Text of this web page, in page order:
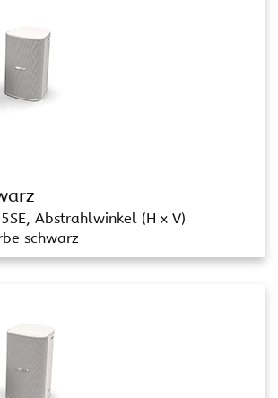
Abstrahlwinkel (H x V)
schwarz